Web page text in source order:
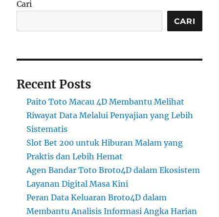
Cari
CARI
Recent Posts
Paito Toto Macau 4D Membantu Melihat
Riwayat Data Melalui Penyajian yang Lebih
Sistematis
Slot Bet 200 untuk Hiburan Malam yang
Praktis dan Lebih Hemat
Agen Bandar Toto Broto4D dalam Ekosistem
Layanan Digital Masa Kini
Peran Data Keluaran Broto4D dalam
Membantu Analisis Informasi Angka Harian